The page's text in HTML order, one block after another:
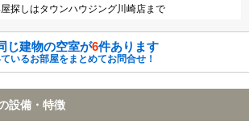
探しはタウンハウジング川崎店まで
じ建物の空室が6件あります
いるお部屋をまとめてお問合せ！
設備・特徴